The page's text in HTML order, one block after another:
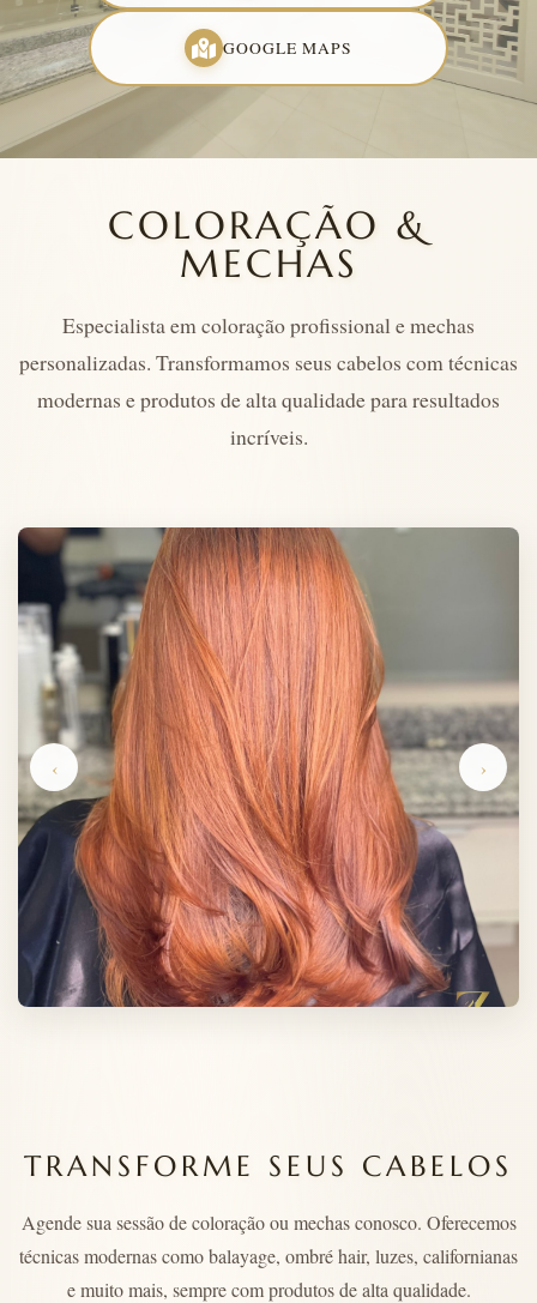
GOOGLE MAPS
COLORAÇÃO &
MECHAS
Especialista em coloração profissional e mechas
personalizadas. Transformamos seus cabelos com técnicas
modernas e produtos de alta qualidade para resultados
incríveis.
‹ ›
TRANSFORME SEUS CABELOS
Agende sua sessão de coloração ou mechas conosco. Oferecemos
técnicas modernas como balayage, ombré hair, luzes, californianas
e muito mais, sempre com produtos de alta qualidade.